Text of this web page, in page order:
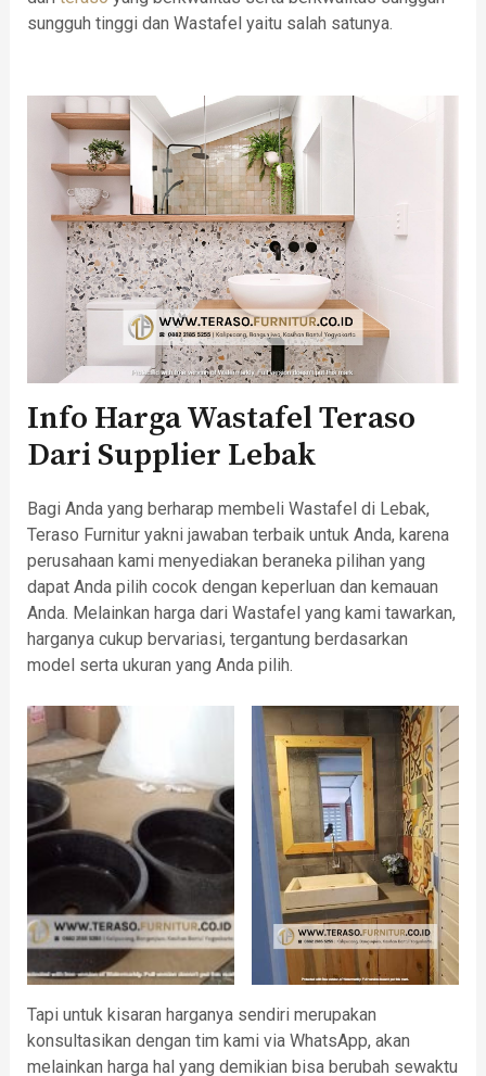
sungguh tinggi dan Wastafel yaitu salah satunya.
Info Harga Wastafel Teraso
Dari Supplier Lebak
Bagi Anda yang berharap membeli Wastafel di Lebak,
Teraso Furnitur yakni jawaban terbaik untuk Anda, karena
perusahaan kami menyediakan beraneka pilihan yang
dapat Anda pilih cocok dengan keperluan dan kemauan
Anda. Melainkan harga dari Wastafel yang kami tawarkan,
harganya cukup bervariasi, tergantung berdasarkan
model serta ukuran yang Anda pilih.
Tapi untuk kisaran harganya sendiri merupakan
konsultasikan dengan tim kami via WhatsApp, akan
melainkan harga hal yang demikian bisa berubah sewaktu